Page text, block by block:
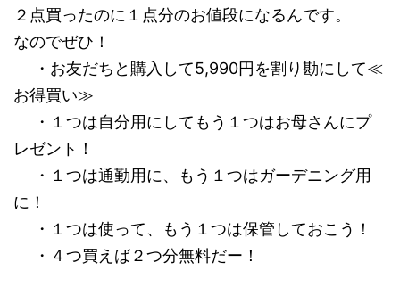
２点買ったのに１点分のお値段になるんです。
なのでぜひ！
・お友だちと購入して5,990円を割り勘にして≪
お得買い≫
・１つは自分用にしてもう１つはお母さんにプ
レゼント！
・１つは通勤用に、もう１つはガーデニング用
に！
・１つは使って、もう１つは保管しておこう！
・４つ買えば２つ分無料だー！